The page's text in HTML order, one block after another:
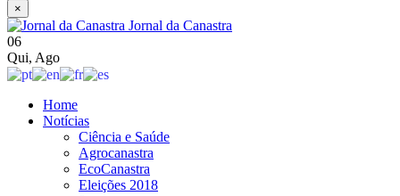
×
Jornal da Canastra
06
Qui, Ago
Home
Notícias
Ciência e Saúde
Agrocanastra
EcoCanastra
Eleições 2018